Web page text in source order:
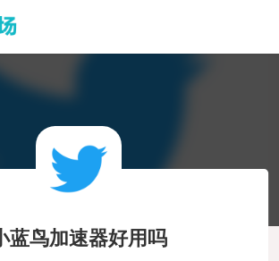
蓝鸟加速器好用吗